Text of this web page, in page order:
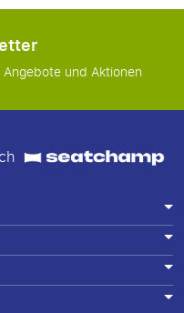
und Aktionen